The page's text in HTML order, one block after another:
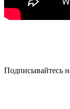
Подписывайтесь